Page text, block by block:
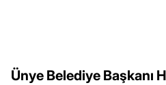
Ünye Belediye Başkanı